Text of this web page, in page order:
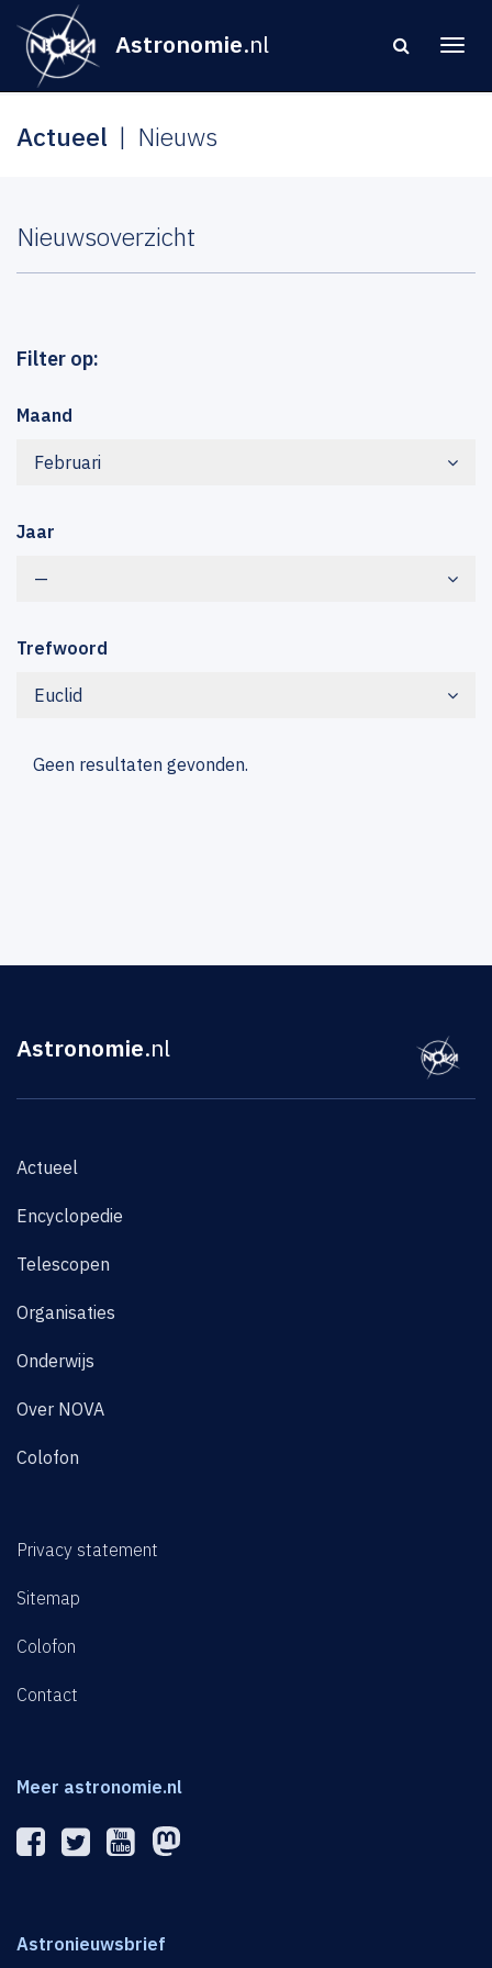
Astronomie.nl
Actueel Nieuws
Nieuwsoverzicht
Filter op:
Maand
Februari
Jaar
—
Trefwoord
Euclid
Geen resultaten gevonden.
Astronomie.nl
Actueel
Encyclopedie
Telescopen
Organisaties
Onderwijs
Over NOVA
Colofon
Privacy statement
Sitemap
Colofon
Contact
Meer astronomie.nl
Astronieuwsbrief